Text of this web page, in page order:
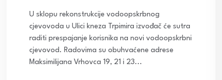
U sklopu rekonstrukcije vodoopskrbnog
cjevovoda u Ulici kneza Trpimira izvođač će sutra
raditi prespajanje korisnika na novi vodoopskrbni
cjevovod. Radovima su obuhvaćene adrese
Maksimilijana Vrhovca 19, 21 i 23...